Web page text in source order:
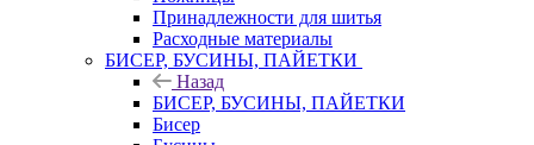
Принадлежности для шитья
Расходные материалы
БИСЕР, БУСИНЫ, ПАЙЕТКИ
Назад
БИСЕР, БУСИНЫ, ПАЙЕТКИ
Бисер